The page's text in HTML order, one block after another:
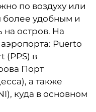
по воздуху или
более удобным и
на остров. На
Puerto
(PPS) в
Порт
а также
куда в основном